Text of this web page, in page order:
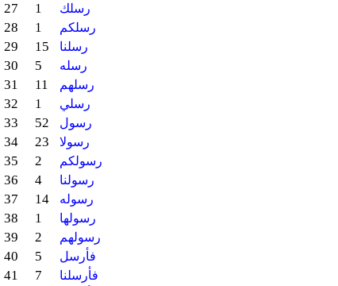
27 1 رسلك
28 1 رسلكم
29 15 رسلنا
30 5 رسله
31 11 رسلهم
32 1 رسلي
33 52 رسول
34 23 رسولا
35 2 رسولكم
36 4 رسولنا
37 14 رسوله
38 1 رسولها
39 2 رسولهم
40 5 فأرسل
41 7 فأرسلنا